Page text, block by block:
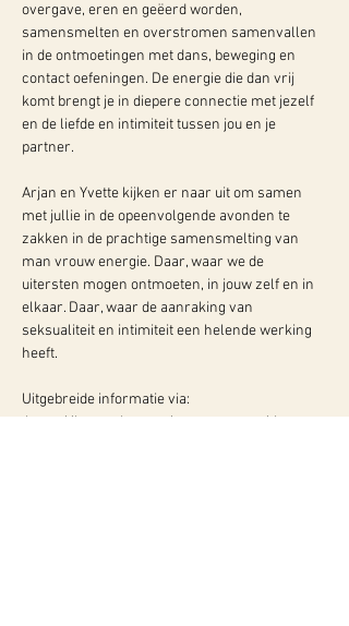
overgave, eren en geëerd worden,
samensmelten en overstromen samenvallen
in de ontmoetingen met dans, beweging en
contact oefeningen. De energie die dan vrij
komt brengt je in diepere connectie met jezelf
en de liefde en intimiteit tussen jou en je
partner.
Arjan en Yvette kijken er naar uit om samen
met jullie in de opeenvolgende avonden te
zakken in de prachtige samensmelting van
man vrouw energie. Daar, waar we de
uitersten mogen ontmoeten, in jouw zelf en in
elkaar. Daar, waar de aanraking van
seksualiteit en intimiteit een helende werking
heeft.
Uitgebreide informatie via:
https://bewusthart.nu/evenementen/the-